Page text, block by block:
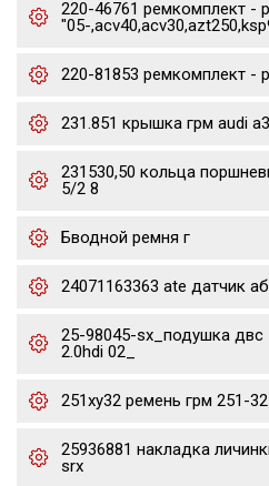
220-46761 ремкомплект -
"05-
220-81853 ремкомплект -
231.851 крышка грм audi
231530,50 кольца
5/2 8
Бводной ремня г
24071163363 ate датчик
25-98045-sx_подушка
2.0hdi 02_
251xy32 ремень грм 251-
25936881 накладка
srx